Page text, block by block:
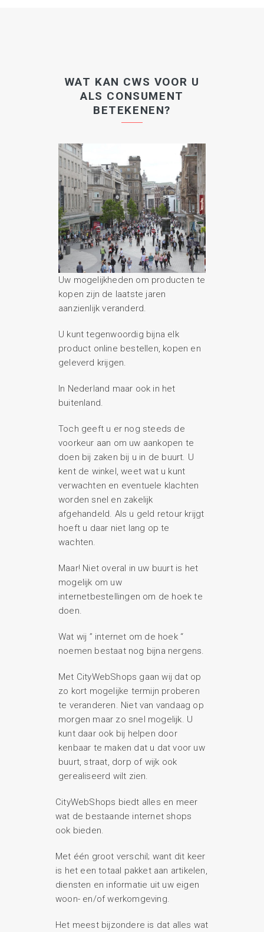
WAT KAN CWS VOOR U
ALS CONSUMENT
BETEKENEN?
Uw mogelijkheden om producten te
kopen zijn de laatste jaren
aanzienlijk veranderd.
U kunt tegenwoordig bijna elk
product online bestellen, kopen en
geleverd krijgen.
In Nederland maar ook in het
buitenland.
Toch geeft u er nog steeds de
voorkeur aan om uw aankopen te
doen bij zaken bij u in de buurt. U
kent de winkel, weet wat u kunt
verwachten en eventuele klachten
worden snel en zakelijk
afgehandeld. Als u geld retour krijgt
hoeft u daar niet lang op te
wachten.
Maar! Niet overal in uw buurt is het
mogelijk om uw
internetbestellingen om de hoek te
doen.
Wat wij ” internet om de hoek “
noemen bestaat nog bijna nergens.
Met CityWebShops gaan wij dat op
zo kort mogelijke termijn proberen
te veranderen. Niet van vandaag op
morgen maar zo snel mogelijk. U
kunt daar ook bij helpen door
kenbaar te maken dat u dat voor uw
buurt, straat, dorp of wijk ook
gerealiseerd wilt zien.
CityWebShops biedt alles en meer
wat de bestaande internet shops
ook bieden.
Met één groot verschil; want dit keer
is het een totaal pakket aan artikelen,
diensten en informatie uit uw eigen
woon- en/of werkomgeving.
Het meest bijzondere is dat alles wat